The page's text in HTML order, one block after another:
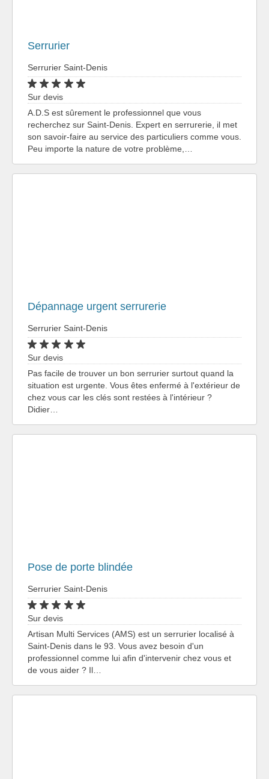
Serrurier
Serrurier Saint-Denis
Sur devis
A.D.S est sûrement le professionnel que vous
recherchez sur Saint-Denis. Expert en serrurerie, il met
son savoir-faire au service des particuliers comme vous.
Peu importe la nature de votre problème,…
Dépannage urgent serrurerie
Serrurier Saint-Denis
Sur devis
Pas facile de trouver un bon serrurier surtout quand la
situation est urgente. Vous êtes enfermé à l'extérieur de
chez vous car les clés sont restées à l'intérieur ?
Didier…
Pose de porte blindée
Serrurier Saint-Denis
Sur devis
Artisan Multi Services (AMS) est un serrurier localisé à
Saint-Denis dans le 93. Vous avez besoin d'un
professionnel comme lui afin d'intervenir chez vous et
de vous aider ? Il…